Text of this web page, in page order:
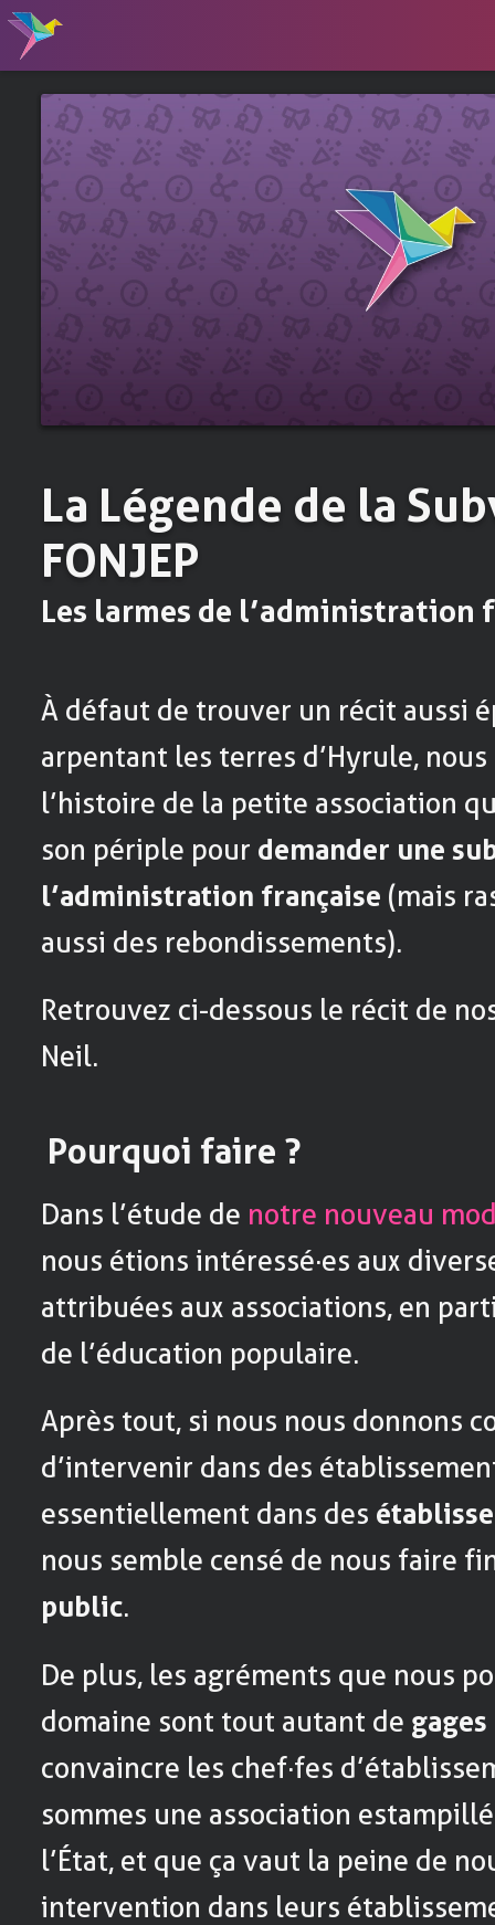
La Légende de la
FONJEP
Les larmes de l’administration
À défaut de trouver un récit aussi
arpentant les terres d’Hyrule,
l’histoire de la petite association
son périple pour demander une
l’administration française (mais
aussi des rebondissements).
Retrouvez ci-dessous le récit de
Neil.
Pourquoi faire ?
Dans l’étude de notre nouveau
nous étions intéressé·es aux
attribuées aux associations, en
de l’éducation populaire.
Après tout, si nous nous donnons
d’intervenir dans des
essentiellement dans des
nous semble censé de nous faire
public.
De plus, les agréments que nous
domaine sont tout autant de
convaincre les chef·fes
sommes une association
l’État, et que ça vaut la peine de
intervention dans leurs